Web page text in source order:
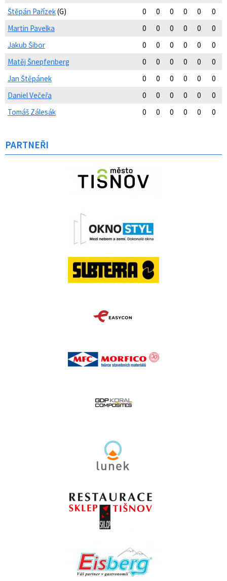
Štěpán Pařízek(G) 0 0 0 0 0
0
Martin Pavelka
0 0 0 0 0
0
Jakub Šibor
0 0 0 0 0
0
Matěj Šnepfenberg
0 0 0 0 0
0
Jan Štěpánek
0 0 0 0 0
0
Daniel Večeřa
0 0 0 0 0
0
Tomáš Zálesák
0 0 0 0 0 0
PARTNEŘI